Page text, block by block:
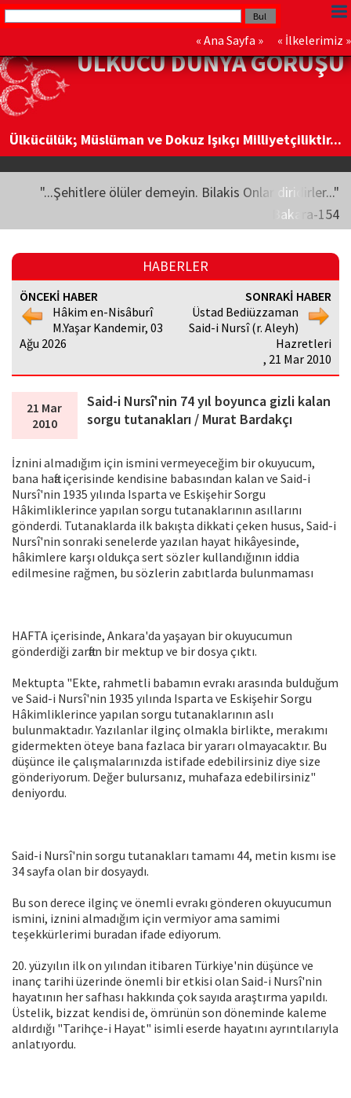
« Ana Sayfa » « İlkelerimiz »
ÜLKÜCÜ DÜNYA GÖRÜŞÜ
Ülkücülük; Müslüman ve Dokuz Işıkçı Milliyetçiliktir...
"...Şehitlere ölüler demeyin. Bilakis Onlar diridirler..."
Bakara-154
HABERLER
ÖNCEKİ HABER
Hâkim en-Nisâburî
M.Yaşar Kandemir, 03
Ağu 2026
SONRAKİ HABER
Üstad Bediüzzaman
Said-i Nursî (r. Aleyh)
Hazretleri
, 21 Mar 2010
21 Mar
2010
Said-i Nursî'nin 74 yıl boyunca gizli kalan
sorgu tutanakları / Murat Bardakçı
İznini almadığım için ismini vermeyeceğim bir okuyucum,
bana hafta içerisinde kendisine babasından kalan ve Said-i
Nursî'nin 1935 yılında Isparta ve Eskişehir Sorgu
Hâkimliklerince yapılan sorgu tutanaklarının asıllarını
gönderdi. Tutanaklarda ilk bakışta dikkati çeken husus, Said-i
Nursî'nin sonraki senelerde yazılan hayat hikâyesinde,
hâkimlere karşı oldukça sert sözler kullandığının iddia
edilmesine rağmen, bu sözlerin zabıtlarda bulunmaması
HAFTA içerisinde, Ankara'da yaşayan bir okuyucumun
gönderdiği zarftan bir mektup ve bir dosya çıktı.
Mektupta "Ekte, rahmetli babamın evrakı arasında bulduğum
ve Said-i Nursî'nin 1935 yılında Isparta ve Eskişehir Sorgu
Hâkimliklerince yapılan sorgu tutanaklarının aslı
bulunmaktadır. Yazılanlar ilginç olmakla birlikte, merakımı
gidermekten öteye bana fazlaca bir yararı olmayacaktır. Bu
düşünce ile çalışmalarınızda istifade edebilirsiniz diye size
gönderiyorum. Değer bulursanız, muhafaza edebilirsiniz"
deniyordu.
Said-i Nursî'nin sorgu tutanakları tamamı 44, metin kısmı ise
34 sayfa olan bir dosyaydı.
Bu son derece ilginç ve önemli evrakı gönderen okuyucumun
ismini, iznini almadığım için vermiyor ama samimi
teşekkürlerimi buradan ifade ediyorum.
20. yüzyılın ilk on yılından itibaren Türkiye'nin düşünce ve
inanç tarihi üzerinde önemli bir etkisi olan Said-i Nursî'nin
hayatının her safhası hakkında çok sayıda araştırma yapıldı.
Üstelik, bizzat kendisi de, ömrünün son döneminde kaleme
aldırdığı "Tarihçe-i Hayat" isimli eserde hayatını ayrıntılarıyla
anlatıyordu.